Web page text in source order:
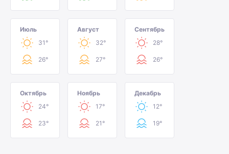
Июль
31°
26°
Август
32°
27°
Сентябрь
28°
26°
Октябрь
24°
23°
Ноябрь
17°
21°
Декабрь
12°
19°